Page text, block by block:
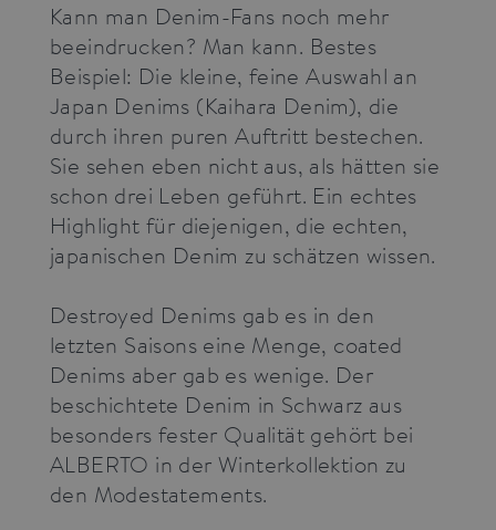
Kann man Denim-Fans noch mehr
beeindrucken? Man kann. Bestes
Beispiel: Die kleine, feine Auswahl an
Japan Denims (Kaihara Denim), die
durch ihren puren Auftritt bestechen.
Sie sehen eben nicht aus, als hätten sie
schon drei Leben geführt. Ein echtes
Highlight für diejenigen, die echten,
japanischen Denim zu schätzen wissen.
Destroyed Denims gab es in den
letzten Saisons eine Menge, coated
Denims aber gab es wenige. Der
beschichtete Denim in Schwarz aus
besonders fester Qualität gehört bei
ALBERTO in der Winterkollektion zu
den Modestatements.
Name
Domain
Expiration
__cf_bm
Cloudflare
Inc.
30
minutes
beneficial
the use of
CookieScriptConsent
CookieScript
press.alberto-
pants.com
1 year